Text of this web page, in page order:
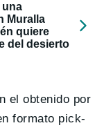
Muralla
quiere
del desierto
el obtenido por
formato pick-